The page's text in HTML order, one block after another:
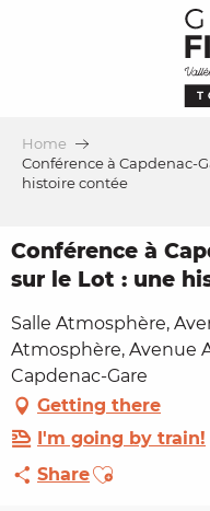
Home
Conférence à Capdenac-
histoire contée
Conférence à
sur le Lot : une
Salle Atmosphère,
Atmosphère, Avenue
Capdenac-Gare
Getting there
I'm going by train!
ShareAjouter aux